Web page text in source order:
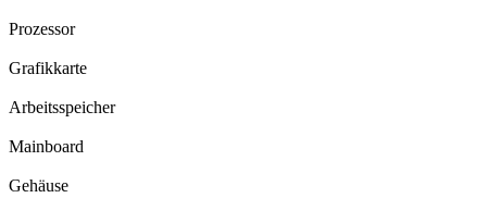
Prozessor
Grafikkarte
Arbeitsspeicher
Mainboard
Gehäuse